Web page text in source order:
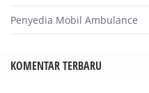
Penyedia Mobil Ambulance
KOMENTAR TERBARU